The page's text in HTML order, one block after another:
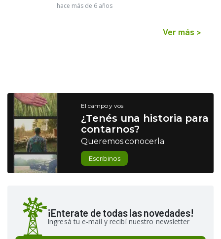
hace más de 6 años
Ver más >
El campo y vos
¿Tenés una historia para
contarnos?
Queremos conocerla
Escribinos
¡Enterate de todas las novedades!
Ingresá tu e-mail y recibí nuestro newsletter